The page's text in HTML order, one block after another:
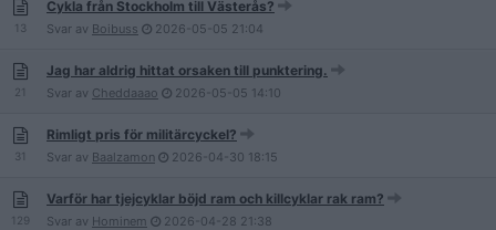
13
Cykla från Stockholm till Västerås?
Svar av Boibuss 2026-05-05 21:04
21
Jag har aldrig hittat orsaken till punktering.
Svar av Cheddaaao 2026-05-05 14:10
31
Rimligt pris för militärcyckel?
Svar av Baalzamon 2026-04-30 18:15
129
Varför har tjejcyklar böjd ram och killcyklar rak ram?
Svar av Hominem 2026-04-28 21:38